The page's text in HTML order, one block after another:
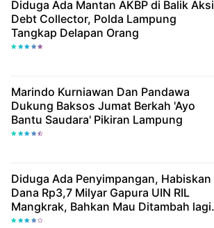
Diduga Ada Mantan AKBP di Balik Aksi
Debt Collector, Polda Lampung
Tangkap Delapan Orang
Marindo Kurniawan Dan Pandawa
Dukung Baksos Jumat Berkah 'Ayo
Bantu Saudara' Pikiran Lampung
Diduga Ada Penyimpangan, Habiskan
Dana Rp3,7 Milyar Gapura UIN RIL
Mangkrak, Bahkan Mau Ditambah lagi 7
Milyar